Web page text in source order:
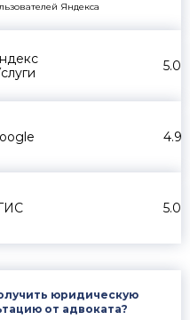
Яндекса
5.0
4.9
5.0
юридическую
от адвоката?